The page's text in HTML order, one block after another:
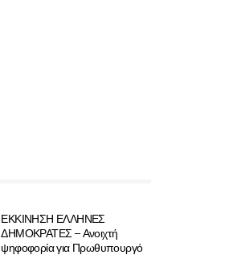
ΕΚΚΙΝΗΣΗ ΕΛΛΗΝΕΣ
ΔΗΜΟΚΡΑΤΕΣ – Ανοιχτή
ψηφοφορία για Πρωθυπουργό